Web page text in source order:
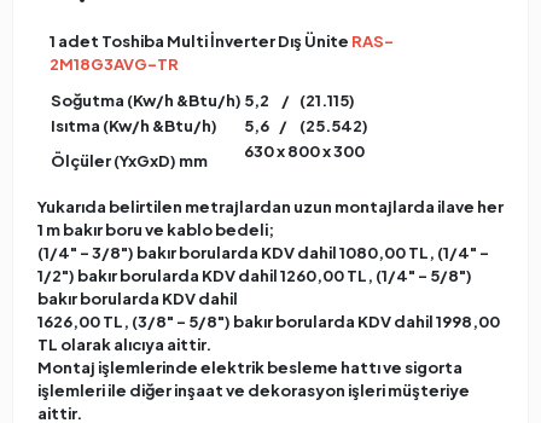
1 adet Toshiba Multi İnverter Dış Ünite RAS-
2M18G3AVG-TR
Soğutma (Kw/h &Btu/h) 5,2 / (21.115)
Isıtma (Kw/h &Btu/h)
5,6 / (25.542)
Ölçüler (YxGxD) mm
630 x 800 x 300
Yukarıda belirtilen metrajlardan uzun montajlarda ilave her
1 m bakır boru ve kablo bedeli;
(1/4" – 3/8") bakır borularda KDV dahil 1080,00 TL, (1/4" –
1/2") bakır borularda KDV dahil 1260,00 TL, (1/4" – 5/8")
bakır borularda KDV dahil
1626,00 TL, (3/8" – 5/8") bakır borularda KDV dahil 1998,00
TL olarak alıcıya aittir.
Montaj işlemlerinde elektrik besleme hattı ve sigorta
işlemleri ile diğer inşaat ve dekorasyon işleri müşteriye
aittir.